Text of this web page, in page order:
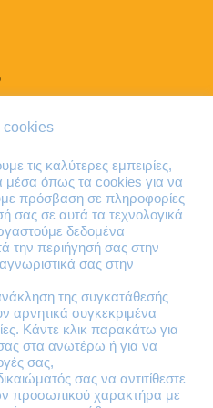
cookies
τις καλύτερες εμπειρίες,
μέσα όπως τα cookies για να
πρόσβαση σε πληροφορίες
σας σε αυτά τα τεχνολογικά
δεδομένα
την περιήγησή σας στην
σας στην
της συγκατάθεσής
αρνητικά συγκεκριμένα
Κάντε κλικ παρακάτω για
στα ανωτέρω ή για να
σας,
σας να αντιτίθεστε
προσωπικού χαρακτήρα με